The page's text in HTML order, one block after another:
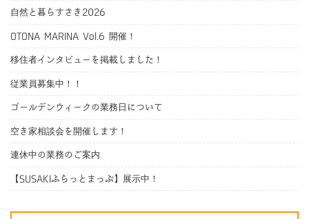
自然と暮らすさき2026
OTONA MARINA Vol.6 開催！
移住者インタビューを掲載しました！
従業員募集中！！
ゴールデンウィークの業務日について
空き家相談会を開催します！
連休中の業務のご案内
【SUSAKIふらっとまっぷ】展示中！